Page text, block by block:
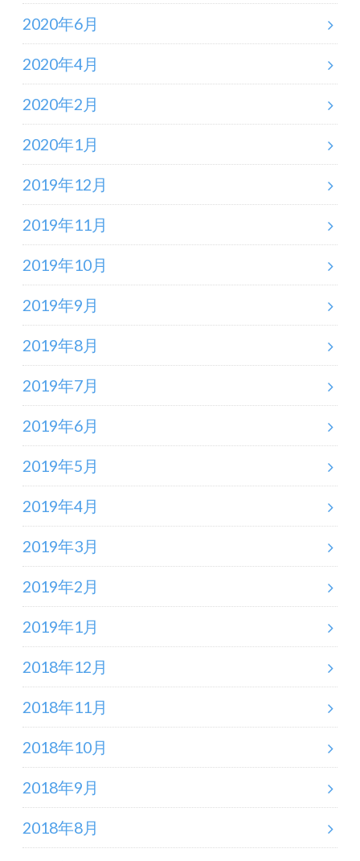
2020年6月
2020年4月
2020年2月
2020年1月
2019年12月
2019年11月
2019年10月
2019年9月
2019年8月
2019年7月
2019年6月
2019年5月
2019年4月
2019年3月
2019年2月
2019年1月
2018年12月
2018年11月
2018年10月
2018年9月
2018年8月